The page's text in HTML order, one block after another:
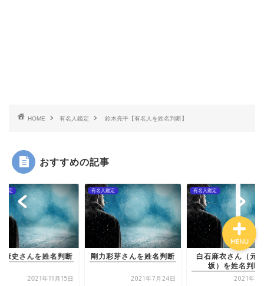
HOME 有名人鑑定 鈴木亮平【有名人を姓名判断】
おすすめの記事
鑑定
彩芽さんを姓名判断
2021年7月24日
有名人鑑定
白石麻衣さん（元乃木
2021年8月18日
有名人鑑定
瀬戸康史さんを姓名
2021年11
MENU